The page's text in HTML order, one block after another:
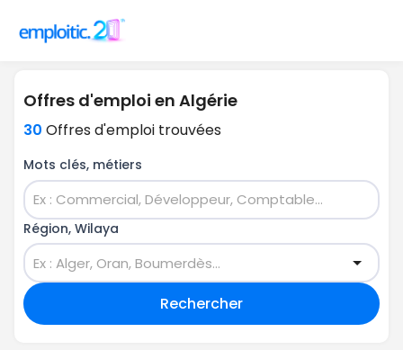
Offres d'emploi en Algérie
30 Offres d'emploi trouvées
Mots clés, métiers
Région, Wilaya
Rechercher